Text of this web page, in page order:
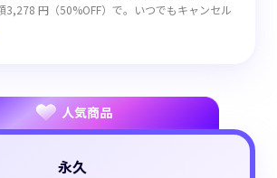
3,278 円（50%OFF）で。いつでもキャンセル
人気商品
永久